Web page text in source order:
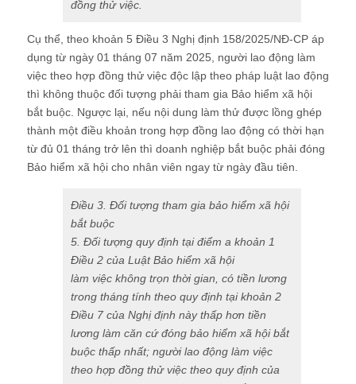
đồng thử việc.
Cụ thể, theo khoản 5 Điều 3 Nghị định 158/2025/NĐ-CP áp
dụng từ ngày 01 tháng 07 năm 2025, người lao động làm
việc theo hợp đồng thử việc độc lập theo pháp luật lao động
thì không thuộc đối tượng phải tham gia Bảo hiểm xã hội
bắt buộc . Ngược lại, nếu nội dung làm thử được lồng ghép
thành một điều khoản trong hợp đồng lao động có thời hạn
từ đủ 01 tháng trở lên thì doanh nghiệp bắt buộc phải đóng
Bảo hiểm xã hội cho nhân viên ngay từ ngày đầu tiên.
Điều 3. Đối tượng tham gia bảo hiểm xã hội
bắt buộc
5. Đối tượng quy định tạiđiểm a khoản 1
Điều 2 của Luật Bảo hiểm xã hội
làm việc không trọn thời gian, có tiền lương
trong tháng tính theo quy định tại khoản 2
Điều 7 của Nghị định này thấp hơn tiền
lương làm căn cứ đóng bảo hiểm xã hội bắt
buộc thấp nhất; người lao động làm việc
theo hợp đồng thử việc theo quy định của